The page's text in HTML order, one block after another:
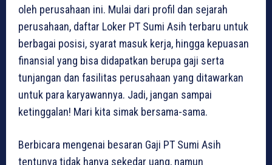
oleh perusahaan ini. Mulai dari profil dan sejarah
perusahaan, daftar Loker PT Sumi Asih terbaru untuk
berbagai posisi, syarat masuk kerja, hingga kepuasan
finansial yang bisa didapatkan berupa gaji serta
tunjangan dan fasilitas perusahaan yang ditawarkan
untuk para karyawannya. Jadi, jangan sampai
ketinggalan! Mari kita simak bersama-sama.
Berbicara mengenai besaran Gaji PT Sumi Asih
tentunya tidak hanya sekedar uang, namun